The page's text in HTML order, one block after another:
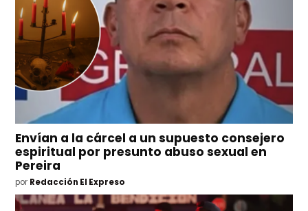
Envían a la cárcel a un supuesto consejero
espiritual por presunto abuso sexual en
Pereira
por Redacción El Expreso